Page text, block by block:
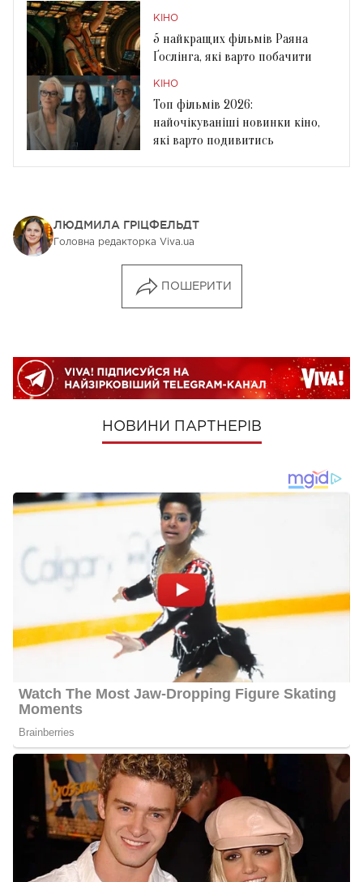
КІНО
5 найкращих фільмів Раяна
Ґослінга, які варто побачити
КІНО
Топ фільмів 2026:
найочікуваніші новинки кіно,
які варто подивитись
ЛЮДМИЛА ГРІЦФЕЛЬДТ
Головна редакторка Viva.ua
ПОШЕРИТИ
НОВИНИ ПАРТНЕРІВ